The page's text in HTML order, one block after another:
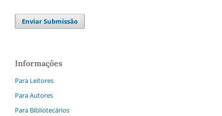
Enviar Submissão
Informações
Para Leitores
Para Autores
Para Bibliotecários